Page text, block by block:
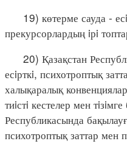
19) көтерме сауда -
прекурсорлардың iрi
20) Қазақстан
есiрткi, психотроптық
халықаралық
тиiстi кестелер мен
Республикасында
психотроптық заттар мен